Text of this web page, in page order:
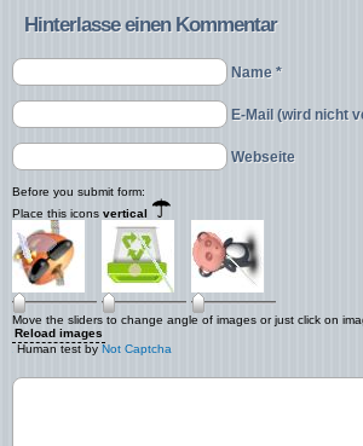
Hinterlasse einen Kommentar
Name *
E-Mail (wird nicht
Webseite
Before you submit form:
Place this icons vertical
Move the sliders to change angle of images or just click on
Reload images
Human test by Not Captcha